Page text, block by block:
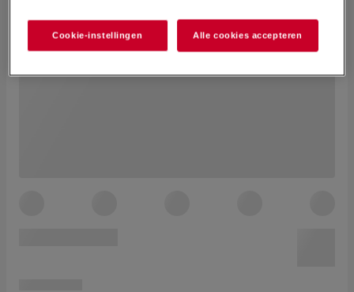
Cookie-instellingen Alle cookies accepteren